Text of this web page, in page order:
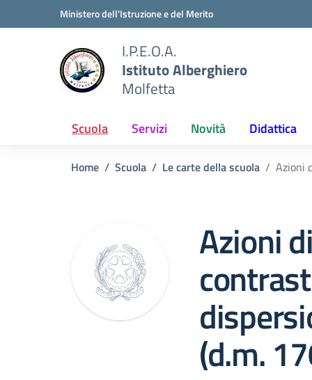
Vai ai contenuti
Vai al menu di navigazioneMinistero dell'Istruzione e del Merito
I.P.E.O.A.
Istituto Alberghiero
Molfetta
Scuola Servizi Novità Didattica
Home Scuola Le carte della scuola Azioni
Azioni
(d.m.